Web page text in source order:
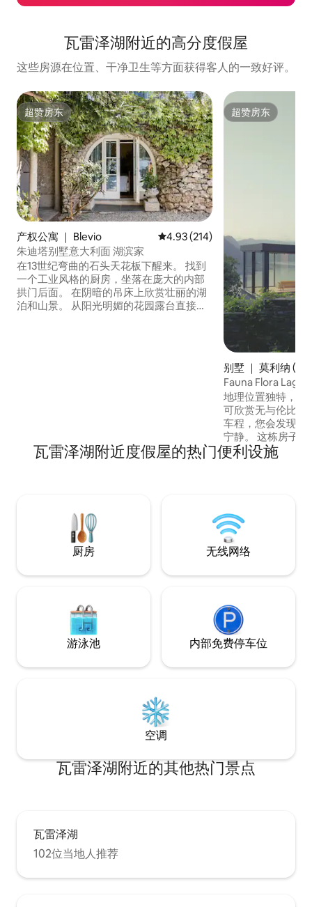
瓦雷泽湖附近的高分度假屋
这些房源在位置、干净卫生等方面获得客人的一致好评。
超赞房东
超赞房东
产权公寓 ｜ Blevio 平均评分 4.93 分（满分 5 分），
4.93 (214)
朱迪塔别墅意大利面 湖滨家
在13世纪弯曲的石头天花板下醒来。 找到
一个工业风格的厨房，坐落在庞大的内部
拱门后面。 在阴暗的吊床上欣赏壮丽的湖
泊和山景。 从阳光明媚的花园露台直接进
小时从Como San Giovanni火车站，
传统的公共交通可以使用科莫湖的航行船
只，从卡沃尔广场开始向托尔诺方向行
驶，从那里步行约15分钟即可到达目的
地。 请允许我强烈建议最小和最便宜的汽
车舒适地移动，因为我们地区的公共交通
离米兰（ Milan ） 40公里，距离卢加诺（
Lugano ） 38公 您可以乘坐公共交通工具
到达： C30 C31 C32巴士大约每小时从
COMO San Giovanni火车站， COMO
Lago Ferrovie Nord或从Piazza Matteotti
房子约100米。 一个愉快的替代传统的公
共交通可能是使用科莫湖导航船，从卡沃
尔广场出发，在托尔诺的方向，从那里步
行约15分钟，你将到达目的地。 我强烈推
荐最小和最便宜的汽车，独立移动，因为
在我们地区，公共交通和出租车都不方
女儿，谁参加了布雷拉学院在米兰;咖啡
馆，一个小洞穴，在夏天凉爽;木制剧院，
朱迪塔练习唱歌。 这位著名哲学家的孙子
Wilhelm Locke船长在别墅前的湖区淹死在
超赞房东
超赞房东
别墅 ｜ 莫利纳
Fauna Flora Lago
地理位置独特，坐
可欣赏无与伦比的
车程，您会发现美
宁静。 这栋房子
现代简约的方式重
期所需的灵魂。
近，..我们欢迎您
Como）度过完美
瓦雷泽湖附近度假屋的热门便利设施
厨房 无线网络
游泳池 内部免费停车位
空调
瓦雷泽湖附近的其他热门景点
瓦雷泽湖
102位当地人推荐